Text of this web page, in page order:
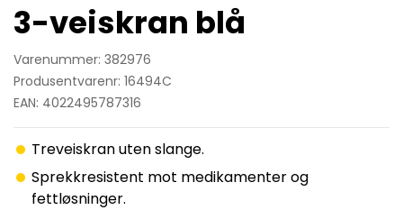
3-veiskran blå
Varenummer: 382976
Produsentvarenr: 16494C
EAN: 4022495787316
Treveiskran uten slange.
Sprekkresistent mot medikamenter og
fettløsninger.